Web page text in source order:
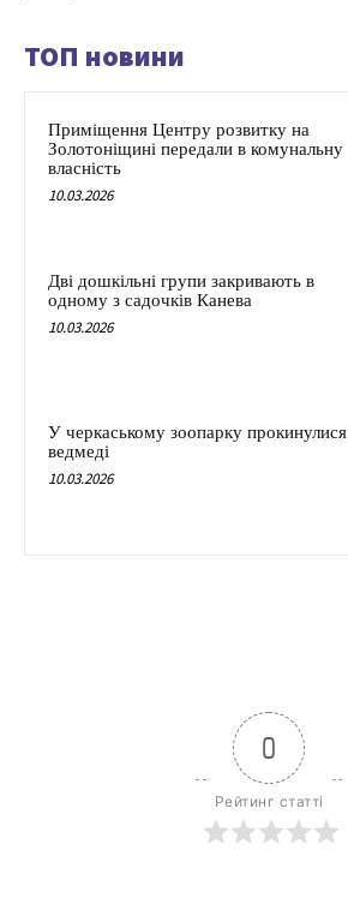
ТОП новини
Приміщення Центру розвитку на
Золотоніщині передали в комунальну
власність
10.03.2026
Дві дошкільні групи закривають в
одному з садочків Канева
10.03.2026
У черкаському зоопарку прокинулися
ведмеді
10.03.2026
0
Рейтинг статті